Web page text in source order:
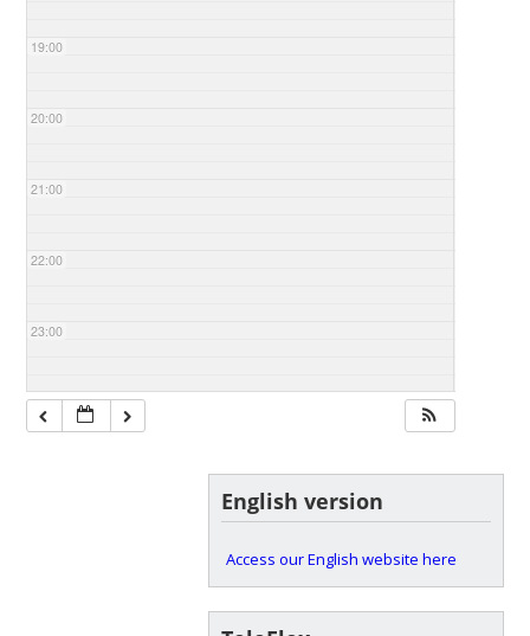
19:00
20:00
21:00
22:00
23:00
English version
Access our English website here